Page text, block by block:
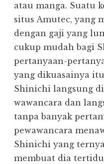
atau manga. Suatu
situs Amutec, yang
dengan gaji yang
cukup mudah bagi
pertanyaan-
yang dikuasainya
Shinichi langsung
wawancara dan
tanpa banyak
pewawancara
Shinichi yang
membuat dia